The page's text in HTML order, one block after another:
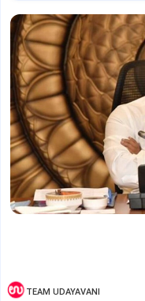
TEAM UDAYAVANI